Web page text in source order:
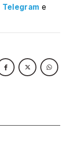
Telegram e